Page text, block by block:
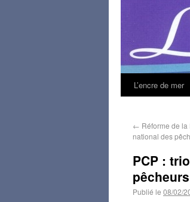
L’encre de mer
← Réforme de
national des
PCP :
Publié le 08/02/